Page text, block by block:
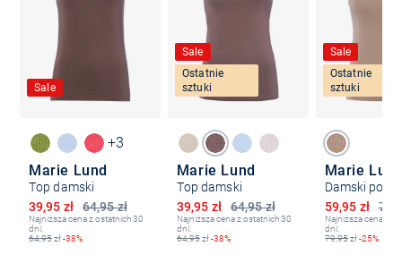
Sale
+3
Marie Lund
Top damski
64,95 zł
Obniżona cena
39,95 zł
Najniższa cena z ostatnich 30
dni:
64,95zł-38%
Sale
Ostatnie
sztuki
Marie Lund
Top damski
64,95 zł
Obniżona cena
39,95 zł
Najniższa cena z ostatnich 30
dni:
64,95zł-38%
Sale
Ostatnie
sztuki
Marie
Damski
Obniżona
59,95 zł
Najniższa cena z
dni:
79,95zł-25%